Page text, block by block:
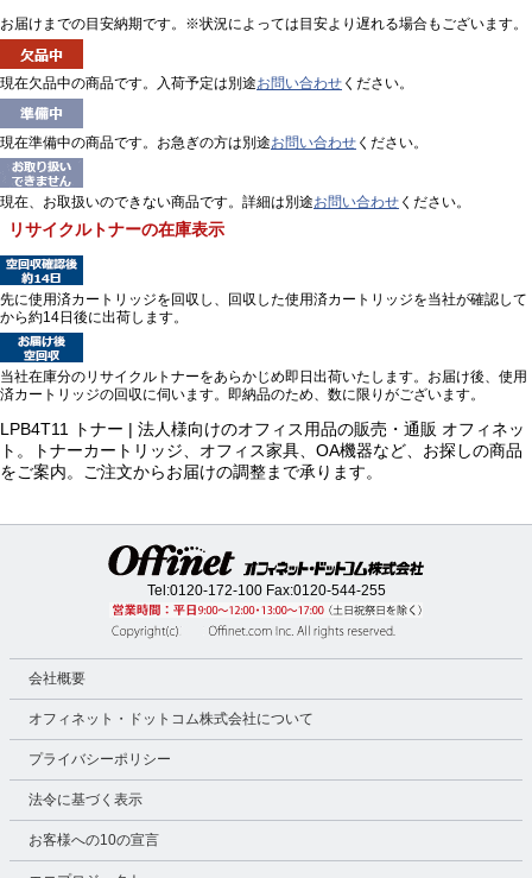
お届けまでの目安納期です。※状況によっては目安より遅れる場合もございます。
現在欠品中の商品です。入荷予定は別途お問い合わせ ください。
現在準備中の商品です。お急ぎの方は別途お問い合わせ ください。
現在、お取扱いのできない商品です。詳細は別途お問い合わせ ください。
リサイクルトナーの在庫表示
先に使用済カートリッジを回収し、回収した使用済カートリッジを当社が確認して
から約14日後に出荷します。
当社在庫分のリサイクルトナーをあらかじめ即日出荷いたします。お届け後、使用
済カートリッジの回収に伺います。即納品のため、数に限りがございます。
LPB4T11 トナー | 法人様向けのオフィス用品の販売・通販 オフィネッ
ト。トナーカートリッジ、オフィス家具、OA機器など、お探しの商品
をご案内。ご注文からお届けの調整まで承ります。
Tel:0120-172-100Fax:0120-544-255
会社概要
オフィネット・ドットコム株式会社について
プライバシーポリシー
法令に基づく表示
お客様への10の宣言